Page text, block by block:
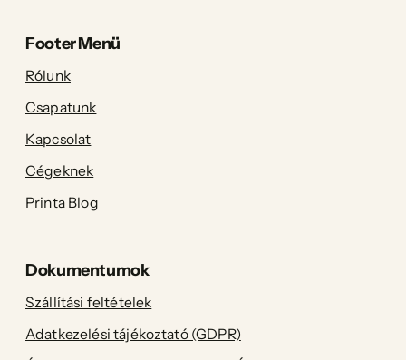
Footer Menü
Rólunk
Csapatunk
Kapcsolat
Cégeknek
Printa Blog
Dokumentumok
Szállítási feltételek
Adatkezelési tájékoztató (GDPR)